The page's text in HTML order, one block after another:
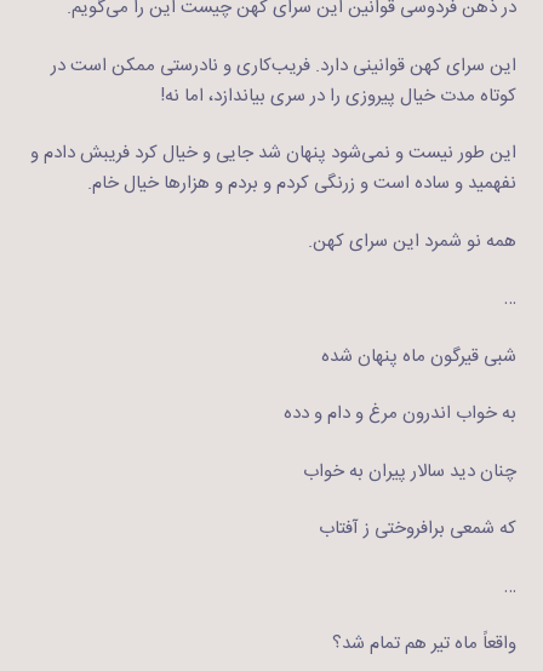
در ذهن فردوسی قوانین این سرای کهن چیست این را می‌گویم.
این سرای کهن قوانینی دارد. فریب‌کاری و نادرستی ممکن است در
کوتاه مدت خیال پیروزی را در سری بیاندازد،‌ اما نه!
این طور نیست و نمی‌شود پنهان شد جایی و خیال کرد فریبش دادم و
نفهمید و ساده است و زرنگی کردم و بردم و هزارها خیال خام.
همه نو شمرد این سرای کهن.
…
شبی قیرگون ماه پنهان شده
به خواب اندرون مرغ و دام و دده
چنان دید سالار پیران به خواب
که شمعی برافروختی ز آفتاب
…
واقعاً ماه تیر هم تمام شد؟